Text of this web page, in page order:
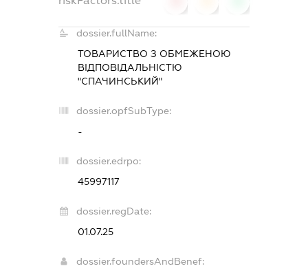
dossier.fullName:
ТОВАРИСТВО З ОБМЕЖЕНОЮ
ВІДПОВІДАЛЬНІСТЮ
"СПАЧИНСЬКИЙ"
dossier.opfSubType:
-
dossier.edrpo:
45997117
dossier.regDate:
01.07.25
dossier.foundersAndBenef: